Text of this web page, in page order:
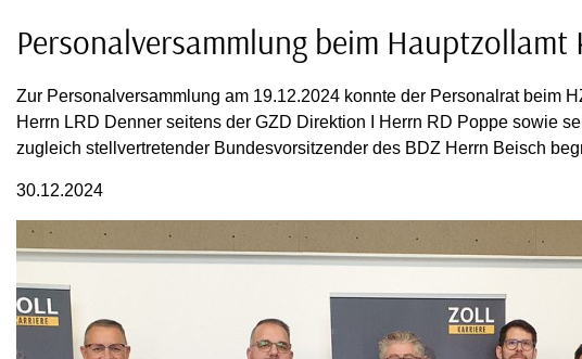
Personalversammlung beim Hauptzollamt
Zur Personalversammlung am 19.12.2024 konnte der Personalrat beim
Herrn LRD Denner seitens der GZD Direktion I Herrn RD Poppe sowie
zugleich stellvertretender Bundesvorsitzender des BDZ Herrn Beisch
30.12.2024